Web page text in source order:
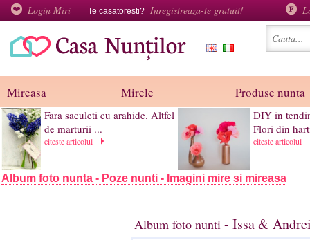
Login Miri Te casatoresti? Inregistreaza-te gratuit!
Mireasa Mirele Produse nunta
Fara saculeti cu arahide. Altfel
de marturii ...
citeste articolul
DIY in
Flori din
citeste articolul
Album foto nunta - Poze nunti - Imagini mire si mireasa
Album foto nunti - Issa &